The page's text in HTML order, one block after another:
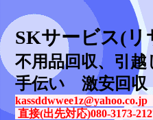
SKサービス(リ
不用品回収、引
手伝い 激安回収
kassddwwee1z@yahoo.co.jp
直接(出先対応)080-3173-